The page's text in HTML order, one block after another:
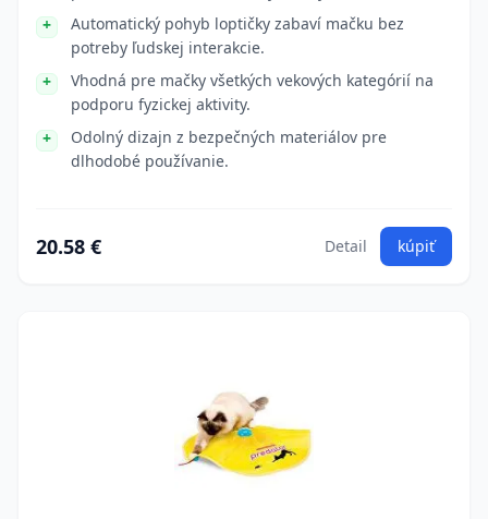
Automatický pohyb loptičky zabaví mačku bez
potreby ľudskej interakcie.
Vhodná pre mačky všetkých vekových kategórií na
podporu fyzickej aktivity.
Odolný dizajn z bezpečných materiálov pre
dlhodobé používanie.
20.58 € Detail kúpiť